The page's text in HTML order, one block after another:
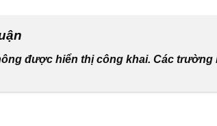
được hiển thị công khai. Các trường